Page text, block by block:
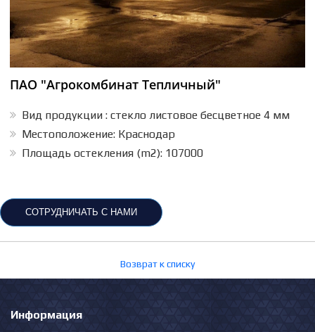
ПАО "Агрокомбинат Тепличный"
Вид продукции : стекло листовое бесцветное 4 мм
Местоположение: Краснодар
Площадь остекления (m2): 107000
СОТРУДНИЧАТЬ С НАМИ
Возврат к списку
Информация